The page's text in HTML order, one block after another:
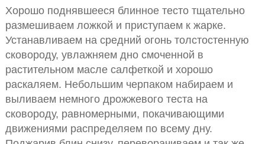
Хорошо поднявшееся блинное тесто тщательно
размешиваем ложкой и приступаем к жарке.
Устанавливаем на средний огонь толстостенную
сковороду, увлажняем дно смоченной в
растительном масле салфеткой и хорошо
раскаляем. Небольшим черпаком набираем и
выливаем немного дрожжевого теста на
сковороду, равномерными, покачивающими
движениями распределяем по всему дну.